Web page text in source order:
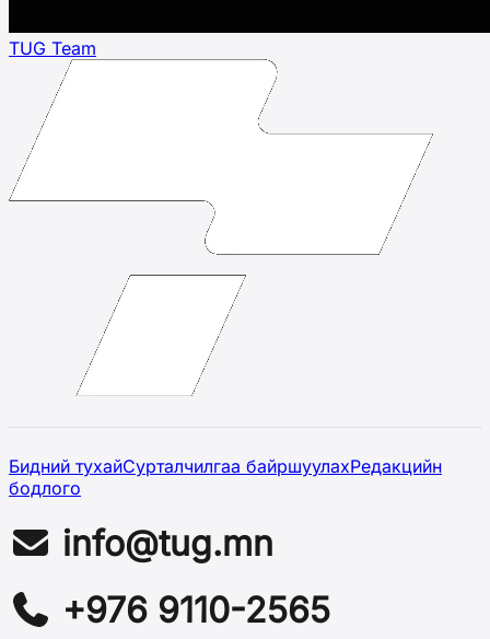
TUG Team
Бидний тухайСурталчилгаа байршуулахРедакцийн
бодлого
info@tug.mn
+976 9110-2565